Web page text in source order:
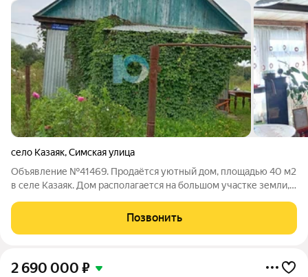
село Казаяк,Симская улица
Объявление №41469. Продаётся уютный дом, площадью 40 м2
в селе Казаяк. Дом располагается на большом участке земли,
собственного уголка. В доме рабочая печь. Вокруг села
раскинулись поля и леса, где можно
Позвонить
2 690 000 ₽